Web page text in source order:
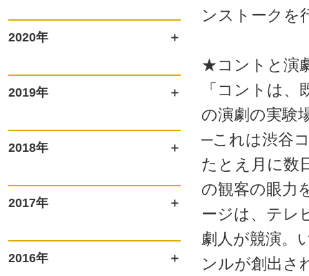
2020年
2019年
2018年
2017年
2016年
ンストークを
★コントと演
「コントは
の演劇の実験
─これは渋谷
たとえ月に数
の観客の眼力
ージは、テレ
劇人が競演。
ンルが創出さ